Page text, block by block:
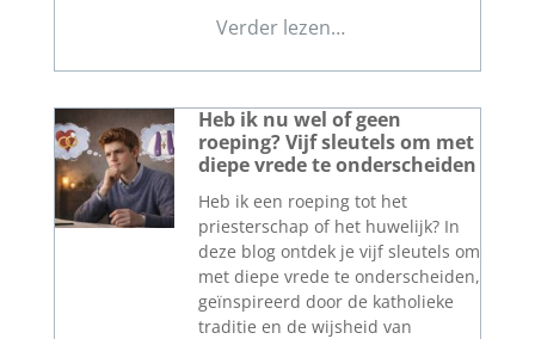
Verder lezen…
Heb ik nu wel of geen
roeping? Vijf sleutels om met
diepe vrede te onderscheiden
Heb ik een roeping tot het
priesterschap of het huwelijk? In
deze blog ontdek je vijf sleutels om
met diepe vrede te onderscheiden,
geïnspireerd door de katholieke
traditie en de wijsheid van